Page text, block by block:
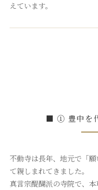
えています。
■ ① 豊中を
不動寺は長年、地元で「
て親しまれてきました。
真言宗醍醐派の寺院で、本